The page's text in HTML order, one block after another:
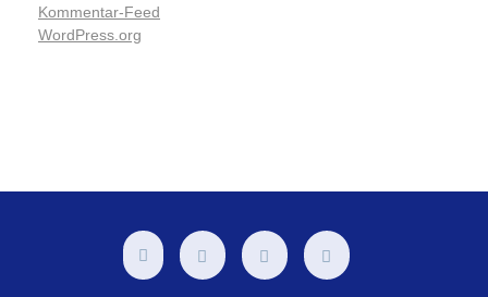
Kommentar-Feed
WordPress.org